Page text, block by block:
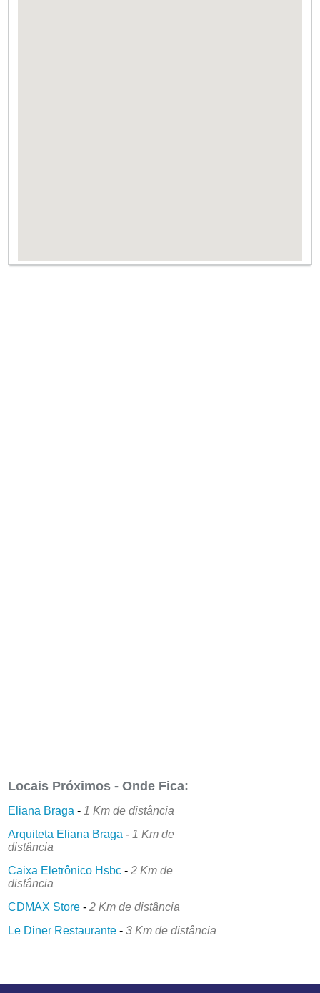
Locais Próximos - Onde Fica:
Eliana Braga - 1 Km de distância
Arquiteta Eliana Braga - 1 Km de
distância
Caixa Eletrônico Hsbc -2 Km de
distância
CDMAX Store -2 Km de distância
Le Diner Restaurante -3 Km de distância